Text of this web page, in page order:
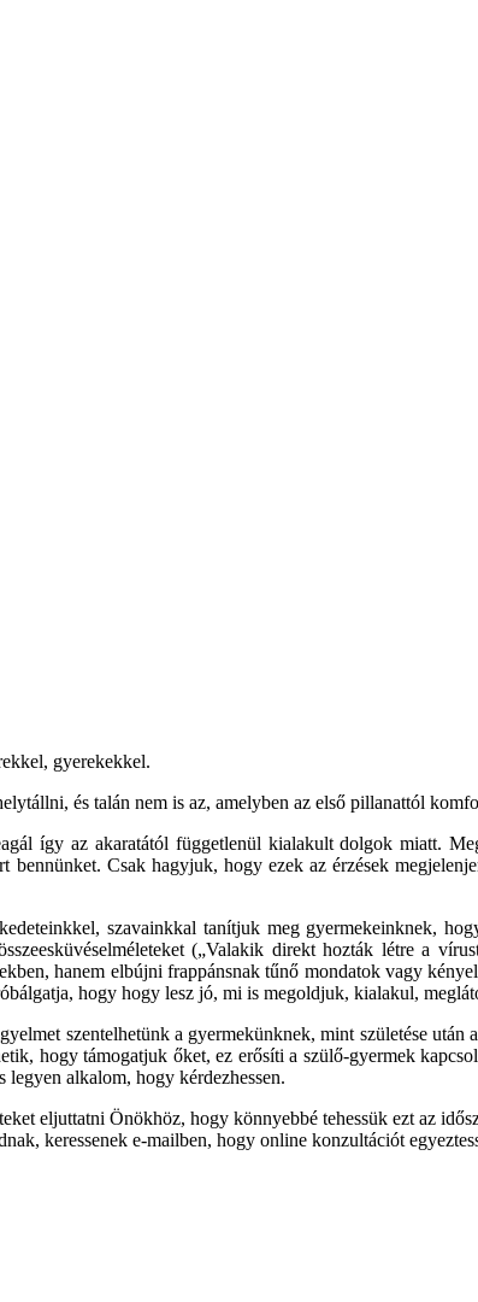
gyerekekkel.
és talán nem is az, amelyben az első pillanattól
így az akaratától függetlenül kialakult dolgok miatt.
Csak hagyjuk, hogy ezek az érzések
szavainkkal tanítjuk meg gyermekeinknek,
(„Valakik direkt hozták létre a
hanem elbújni frappánsnak tűnő mondatok vagy
hogy hogy lesz jó, mi is megoldjuk, kialakul,
szentelhetünk a gyermekünknek, mint születése
hogy támogatjuk őket, ez erősíti a szülő-gyermek
alkalom, hogy kérdezhessen.
eljuttatni Önökhöz, hogy könnyebbé tehessük ezt az
keressenek e-mailben, hogy online konzultációt